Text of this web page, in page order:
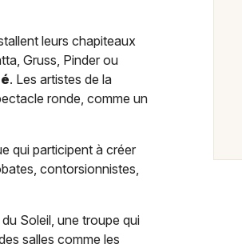
leurs chapiteaux
Gruss, Pinder ou
. Les artistes de la
ronde, comme un
qui participent à créer
contorsionnistes,
Soleil, une troupe qui
salles comme les